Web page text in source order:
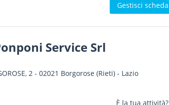
Gestisci scheda
Service Srl
2- 02021 Borgorose(Rieti) - Lazio
È la tua attività?